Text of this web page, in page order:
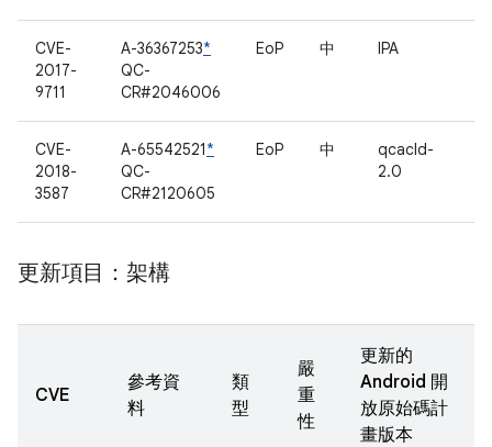
CVE-
2017-
9711
A-36367253*
QC-
CR#2046006
EoP 中 IPA
CVE-
2018-
3587
A-65542521*
QC-
CR#2120605
EoP 中
qcacld-
2.0
更新項目：架構
CVE
參考資
料
類
型
嚴
重
性
更新的
Android 開
放原始碼計
畫版本